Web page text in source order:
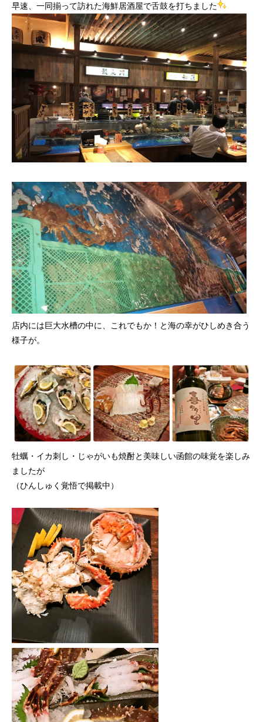
早速、一同揃って訪れた海鮮居酒屋で舌鼓を打ちました
店内には巨大水槽の中に、これでもか！と海の幸がひしめき合う
様子が。
牡蠣・イカ刺し・じゃがいも焼酎と美味しい函館の味覚を楽しみ
ましたが
（ひんしゅく覚悟で掲載中）